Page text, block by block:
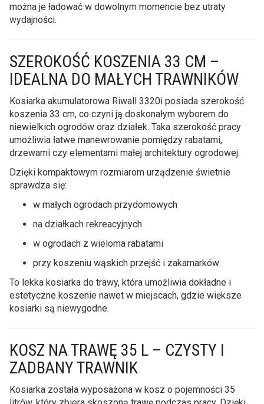
można je ładować w dowolnym momencie bez utraty
wydajności.
SZEROKOŚĆ KOSZENIA 33 CM –
IDEALNA DO MAŁYCH TRAWNIKÓW
Kosiarka akumulatorowa Riwall 3320i posiada szerokość
koszenia 33 cm, co czyni ją doskonałym wyborem do
niewielkich ogrodów oraz działek. Taka szerokość pracy
umożliwia łatwe manewrowanie pomiędzy rabatami,
drzewami czy elementami małej architektury ogrodowej.
Dzięki kompaktowym rozmiarom urządzenie świetnie
sprawdza się:
w małych ogrodach przydomowych
na działkach rekreacyjnych
w ogrodach z wieloma rabatami
przy koszeniu wąskich przejść i zakamarków
To lekka kosiarka do trawy, która umożliwia dokładne i
estetyczne koszenie nawet w miejscach, gdzie większe
kosiarki są niewygodne.
KOSZ NA TRAWĘ 35 L – CZYSTY I
ZADBANY TRAWNIK
Kosiarka została wyposażona w kosz o pojemności 35